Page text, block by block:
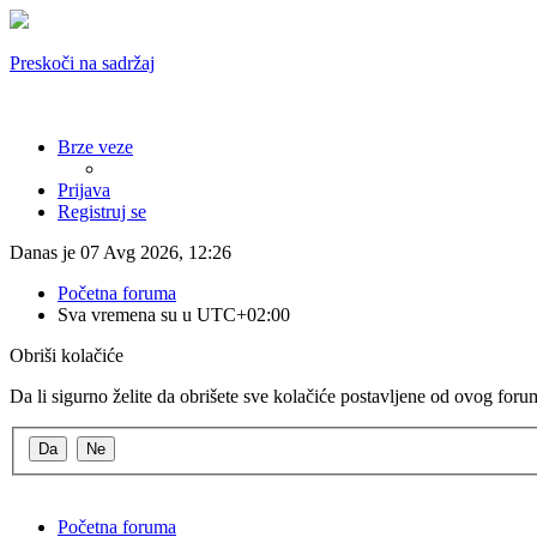
Preskoči na sadržaj
Brze veze
Prijava
Registruj se
Danas je 07 Avg 2026, 12:26
Početna foruma
Sva vremena su u UTC+02:00
Obriši kolačiće
Da li sigurno želite da obrišete sve kolačiće postavljene od ovog
Početna foruma